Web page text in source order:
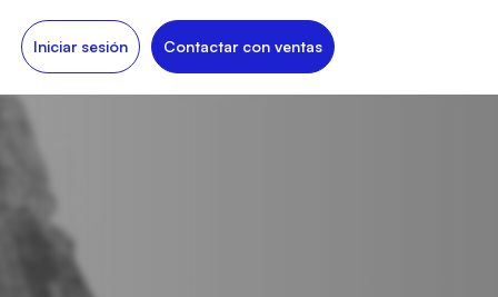
Iniciar sesión Contactar con ventas